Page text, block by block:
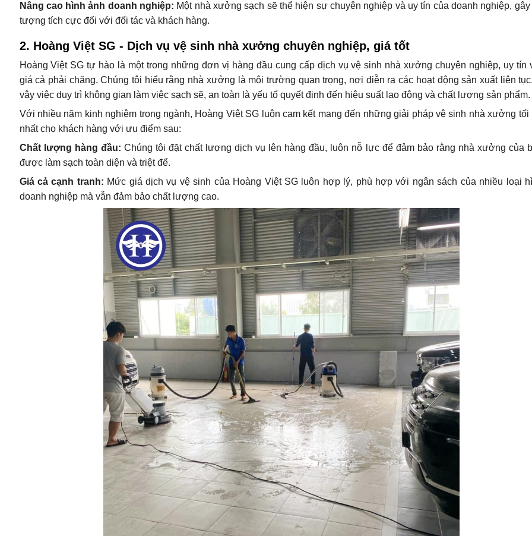
Nâng cao hình ảnh doanh nghiệp: Một nhà xưởng sạch sẽ thể hiện sự chuyên nghiệp và uy tín của doanh nghiệp, gây
tượng tích cực đối với đối tác và khách hàng.
2. Hoàng Việt SG - Dịch vụ vệ sinh nhà xưởng chuyên nghiệp, giá tốt
Hoàng Việt SG tự hào là một trong những đơn vị hàng đầu cung cấp dịch vụ vệ sinh nhà xưởng chuyên nghiệp, uy tín
giá cả phải chăng. Chúng tôi hiểu rằng nhà xưởng là môi trường quan trọng, nơi diễn ra các hoạt động sản xuất liên
vậy việc duy trì không gian làm việc sạch sẽ, an toàn là yếu tố quyết định đến hiệu suất lao động và chất lượng sản phẩm.
Với nhiều năm kinh nghiệm trong ngành, Hoàng Việt SG luôn cam kết mang đến những giải pháp vệ sinh nhà xưởng tối
nhất cho khách hàng với ưu điểm sau:
Chất lượng hàng đầu: Chúng tôi đặt chất lượng dịch vụ lên hàng đầu, luôn nỗ lực để đảm bảo rằng nhà xưởng của
được làm sạch toàn diện và triệt để.
Giá cả cạnh tranh: Mức giá dịch vụ vệ sinh của Hoàng Việt SG luôn hợp lý, phù hợp với ngân sách của nhiều loại
doanh nghiệp mà vẫn đảm bảo chất lượng cao.